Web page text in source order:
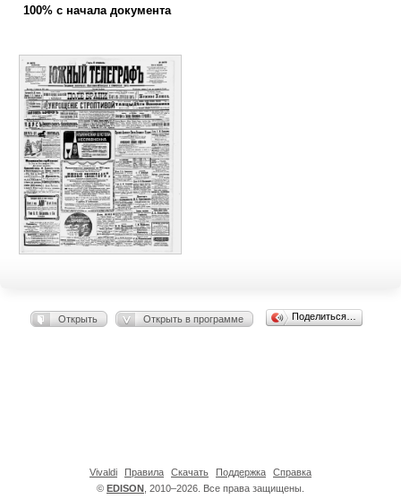
100% с начала документа
Открыть Открыть в программе Поделиться…
© EDISON , 2010–2026. Все права защищены.
Vivaldi Правила Скачать Поддержка Справка